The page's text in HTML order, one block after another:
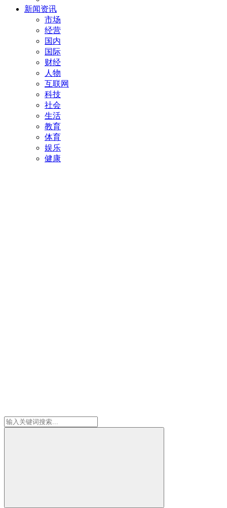
新闻资讯
市场
经营
国内
国际
财经
人物
互联网
科技
社会
生活
教育
体育
娱乐
健康